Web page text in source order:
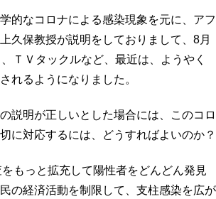
的なコロナによる感染現象を元に、アフ
久保教授が説明をしておりまして、8月
ＴＶタックルなど、最近は、ようやく
れるようになりました。
説明が正しいとした場合には、このコロ
に対応するには、どうすればよいのか？
もっと拡充して陽性者をどんどん発見
の経済活動を制限して、支柱感染を広が